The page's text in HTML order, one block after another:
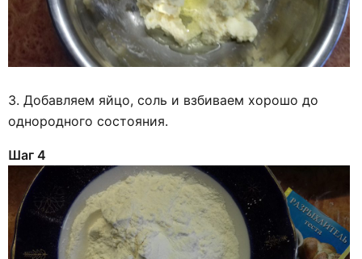
3. Добавляем яйцо, соль и взбиваем хорошо до
однородного состояния.
Шаг 4